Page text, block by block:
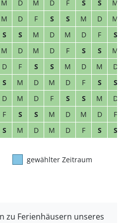
M D M D F S S
M
M D F S S M D
M
S S M D M D F
S
M D M D F S S
M
D F S S M D M
D
S M D M D F S
S
D M D F S S M
D
F S S M D M D
F
S M D M D F S S
gewählter Zeitraum
zu Ferienhäusern unseres